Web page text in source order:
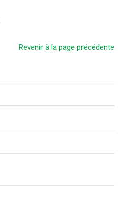
Revenir à la page précédente